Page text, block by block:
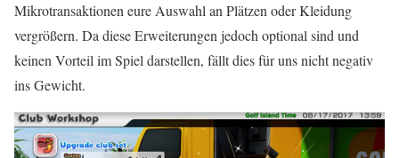
Mikrotransaktionen eure Auswahl an Plätzen oder Kleidung
vergrößern. Da diese Erweiterungen jedoch optional sind und
keinen Vorteil im Spiel darstellen, fällt dies für uns nicht negativ
ins Gewicht.